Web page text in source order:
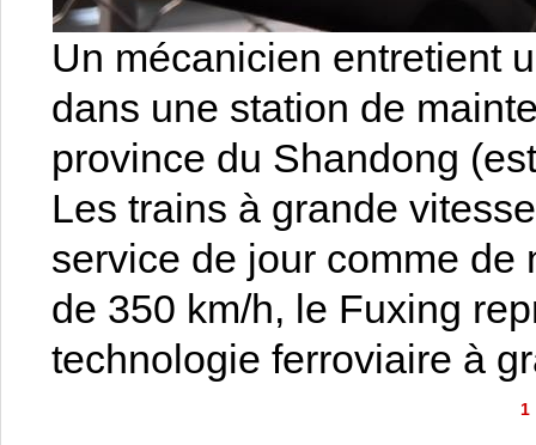
Un mécanicien entretient
dans une station de
province du Shandong
Les trains à grande
service de jour comme de
de 350 km/h, le Fuxing
technologie ferroviaire à
1